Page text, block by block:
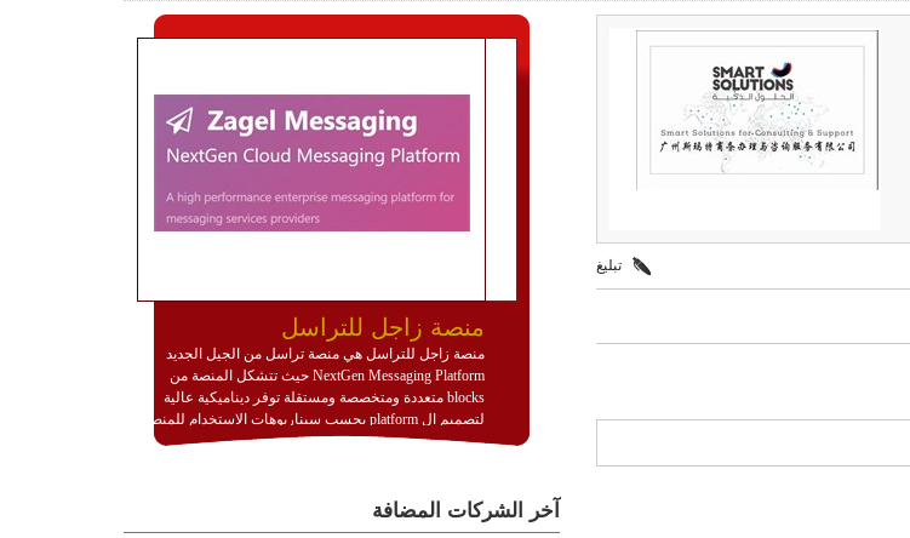
تبليغ
منصة زاجل للتراسل
منصة زاجل للتراسل هي منصة تراسل من الجيل الجديد
NextGen Messaging Platform حيث تتشكل المنصة من
blocks متعددة ومتخصصة ومستقلة توفر ديناميكية عالية
لتصميم ال platform بحسب سيناريوهات الاستخدام للمنصة
وتتوافق مع النشر والاستثمار ضمن بيئة استضافة dedicated
تخدم أي سيناريو تراسل مهما كان معقدا عبر إضافة ومعايرة
عناصر ديناميكية (dynamic items) وتجهيز إعدادات التواصل
آخر الشركات المضافة